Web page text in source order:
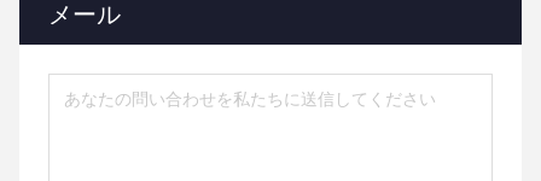
メール